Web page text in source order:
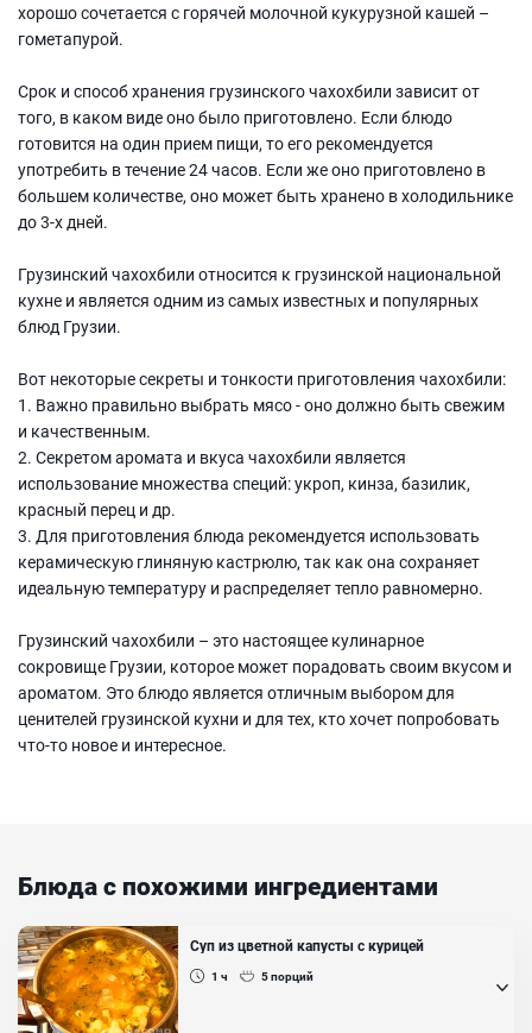
хорошо сочетается с горячей молочной кукурузной кашей –
гометапурой.
Срок и способ хранения грузинского чахохбили зависит от
того, в каком виде оно было приготовлено. Если блюдо
готовится на один прием пищи, то его рекомендуется
употребить в течение 24 часов. Если же оно приготовлено в
большем количестве, оно может быть хранено в холодильнике
до 3-х дней.
Грузинский чахохбили относится к грузинской национальной
кухне и является одним из самых известных и популярных
блюд Грузии.
Вот некоторые секреты и тонкости приготовления чахохбили:
1. Важно правильно выбрать мясо - оно должно быть свежим
и качественным.
2. Секретом аромата и вкуса чахохбили является
использование множества специй: укроп, кинза, базилик,
красный перец и др.
3. Для приготовления блюда рекомендуется использовать
керамическую глиняную кастрюлю, так как она сохраняет
идеальную температуру и распределяет тепло равномерно.
Грузинский чахохбили – это настоящее кулинарное
сокровище Грузии, которое может порадовать своим вкусом и
ароматом. Это блюдо является отличным выбором для
ценителей грузинской кухни и для тех, кто хочет попробовать
что-то новое и интересное.
Блюда с похожими ингредиентами
Суп из цветной капусты с курицей
1 ч 5порций